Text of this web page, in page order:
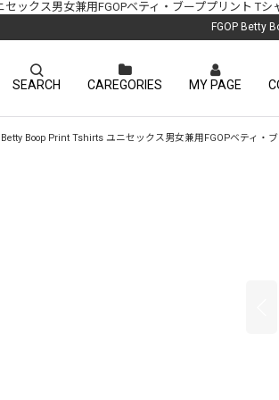
セックス男女兼用FGOPベティ・ブーププリント Tシ
FGOP Betty
SEARCH CAREGORIES MY PAGE
Betty Boop Print Tshirts ユニセックス男女兼用FGOPベティ・